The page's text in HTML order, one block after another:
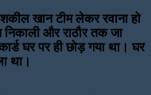
शकील खान टीम लेकर रवाना हो
और राठौर तक जा
घर पर ही छोड़ गया था। घर
था।